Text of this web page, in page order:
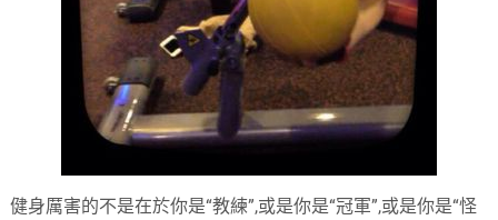
健身厲害的不是在於你是“教練”,或是你是“冠軍”,或是你是“怪